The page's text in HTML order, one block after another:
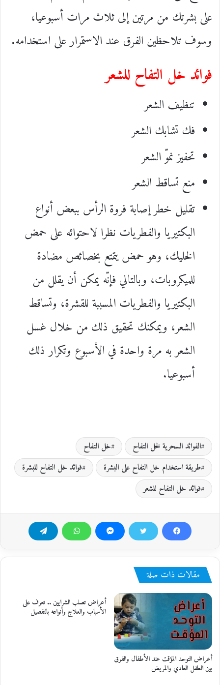
على بشرتك من مرتين إلى ثلاث مرات أسبوعيا،
وسوف تلاحظين الفرق عند الاستمرار على استخدامه.
فوائد خل التفاح للشعر
تنظيف الشعر
فك تشابك الشعر
تحفيز نموّ الشعر
منع تساقط الشعر
تقليل خطر إصابة فروة الرأس ببعض أنواع
البكتيريا والفطريات نظرا لاحتوائه على حمض
الخليك، وهو حمض يتمتع بخصائص مضادة
للميكروبات، وبالتالي فإنّه يمكن أن يقلل من
البكتيريا والفطريات المسببة للقشرة، وتساقط
الشعر، ويمكنك تحقيق ذلك من خلال غسل
الشعر به مرة واحدة في الأسبوع وتكرار ذلك
أسبوعيا.
الفوائد السحرية لخل التفاح
خل التفاح
طريقة استخدام خل التفاح على البشرة
فوائد خل التفاح للبشرة
فوائد خل التفاح للشعر
مقالات ذات صلة
أعراض التوحد المؤقت عند الأطفال والفرق
بين الطفل العادي والمريض
أعراض تصلب الشرايين .. تعرف على
الأسباب والعلاج وأنواعه بالتفصيل